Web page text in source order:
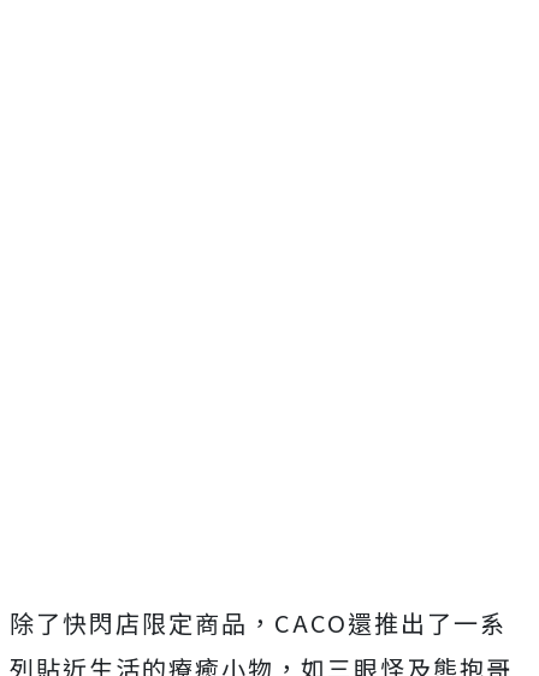
除了快閃店限定商品，CACO還推出了一系
列貼近生活的療癒小物，如三眼怪及熊抱哥